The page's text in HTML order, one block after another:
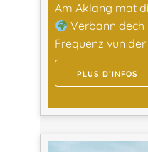
Am Aklang mat
Verbann
Frequenz vun
PLUS D’INFOS